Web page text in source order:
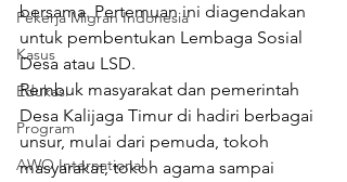
Pekerja Migran Indonesia
Kasus
Edukasi
Program
AWO International
bersama. Pertemuan ini diagendakan
untuk pembentukan Lembaga Sosial
Desa atau LSD.
Rembuk masyarakat dan pemerintah
Desa Kalijaga Timur di hadiri berbagai
unsur, mulai dari pemuda, tokoh
masyarakat, tokoh agama sampai